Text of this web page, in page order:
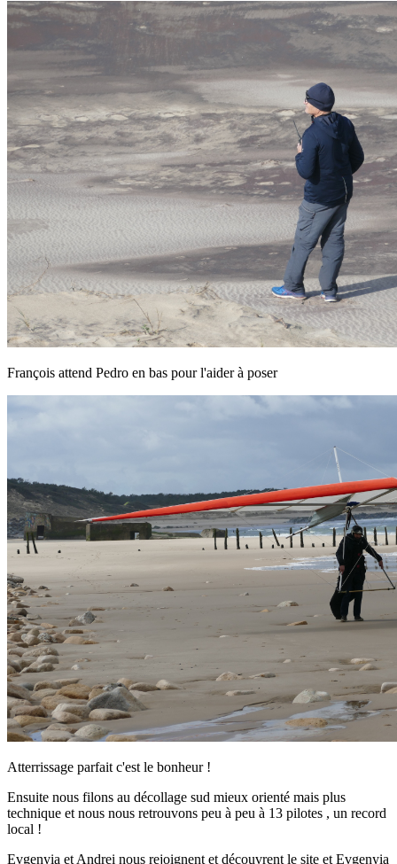
François attend Pedro en bas pour l'aider à poser
Atterrissage parfait c'est le bonheur !
Ensuite nous filons au décollage sud mieux orienté mais plus
technique et nous nous retrouvons peu à peu à 13 pilotes , un record
local !
Evgenyia et Andrei nous rejoignent et découvrent le site et Evgenyia